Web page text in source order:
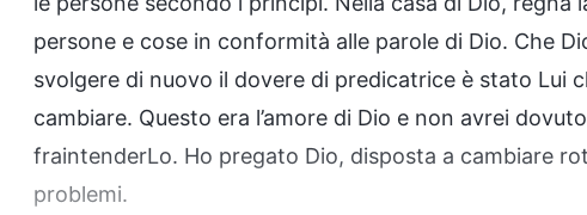
persone e cose in conformità alle parole di Dio. Che
svolgere di nuovo il dovere di predicatrice è stato Lui
cambiare. Questo era l’amore di Dio e non avrei
fraintenderLo. Ho pregato Dio, disposta a cambiare
problemi.